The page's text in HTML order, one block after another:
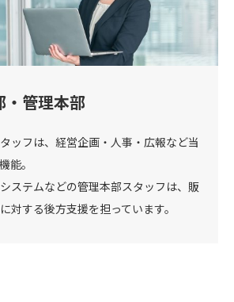
・管理本部
ッフは、経営企画・人事・広報など当
能。
ステムなどの管理本部スタッフは、販
対する後方支援を担っています。